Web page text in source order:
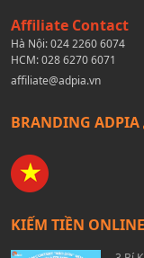
Affiliate Contact
Hà Nội:024 2260 6074
HCM:028 6270 6071
affiliate@adpia.vn
BRANDING ADPIA
KIẾM TIỀN ONLINE